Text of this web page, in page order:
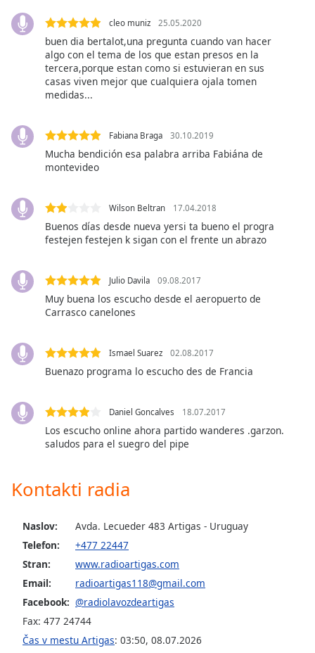
opens
subtitles
settings
dialog
subtitles
Audio
Picture
Fullscreen
modal
window.
dialog
will
cancel
window.
Color
Opacity
Background
Color
cleo muniz 25.05.2020
buen dia bertalot,una pregunta cuando van hacer
algo con el tema de los que estan presos en la
tercera,porque estan como si estuvieran en sus
casas viven mejor que cualquiera ojala tomen
medidas...
Fabiana Braga 30.10.2019
Mucha bendición esa palabra arriba Fabiána de
montevideo
Wilson Beltran 17.04.2018
Buenos días desde nueva yersi ta bueno el progra
festejen festejen k sigan con el frente un abrazo
Julio Davila 09.08.2017
Muy buena los escucho desde el aeropuerto de
Carrasco canelones
Ismael Suarez 02.08.2017
Buenazo programa lo escucho des de Francia
Daniel Goncalves 18.07.2017
Los escucho online ahora partido wanderes .garzon.
saludos para el suegro del pipe
Kontakti radia
Naslov:
Avda. Lecueder 483 Artigas - Uruguay
Telefon:
+477 22447
Stran:
www.radioartigas.com
Email:
radioartigas118@gmail.com
Facebook: @radiolavozdeartigas
Fax: 477 24744
Čas v mestu Artigas: 03:50, 08.07.2026